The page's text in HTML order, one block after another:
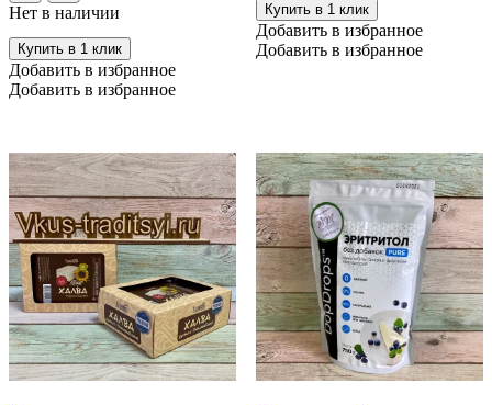
Нет в наличии
Купить в 1 клик
Добавить в избранное
Добавить в избранное
Купить в 1 клик
Добавить в избранное
Добавить в избранное